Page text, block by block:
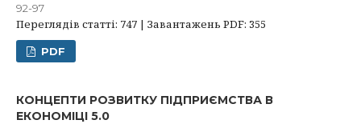
92-97
Переглядів статті: 747 | Завантажень PDF: 355
PDF
КОНЦЕПТИ РОЗВИТКУ ПІДПРИЄМСТВА В
ЕКОНОМІЦІ 5.0